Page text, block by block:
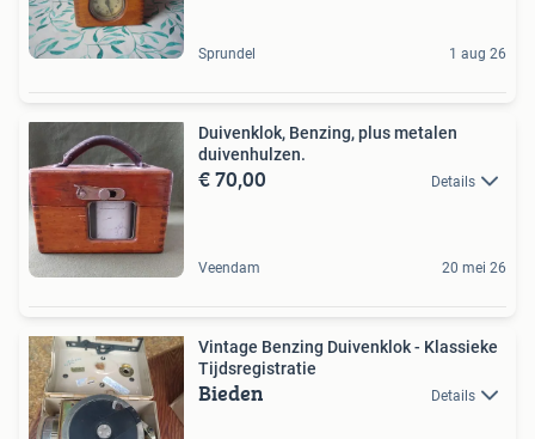
Sprundel 1 aug 26
Duivenklok, Benzing, plus metalen
duivenhulzen.
€ 70,00 Details
Veendam 20 mei 26
Vintage Benzing Duivenklok - Klassieke
Tijdsregistratie
Bieden Details